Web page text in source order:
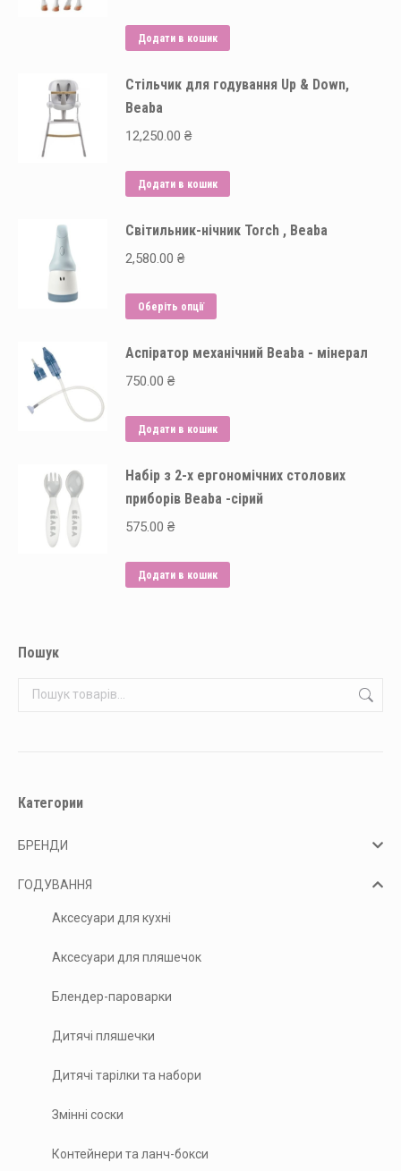
Додати в кошик
Стільчик для годування Up & Down,
Beaba
12,250.00 ₴
Додати в кошик
Світильник-нічник Torch , Beaba
2,580.00 ₴
Оберіть опції
має
Параметри
вибрати
на
Аспіратор механічний Beaba - мінерал
750.00 ₴
Додати в кошик
Набір з 2-х ергономічних столових
приборів Beaba -сірий
575.00 ₴
Додати в кошик
Пошук
Категории
БРЕНДИ
ГОДУВАННЯ
Аксесуари для кухні
Аксесуари для пляшечок
Блендер-пароварки
Дитячі пляшечки
Дитячі тарілки та набори
Змінні соски
Контейнери та ланч-бокси